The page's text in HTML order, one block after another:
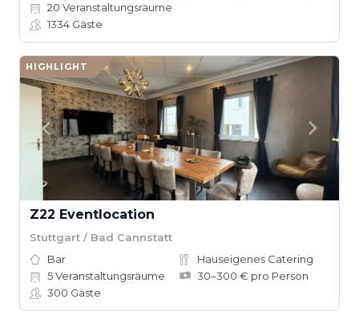
20 Veranstaltungsräume
1334 Gäste
HIGHLIGHT
Z22 Eventlocation
Stuttgart / Bad Cannstatt
Bar
Hauseigenes Catering
5Veranstaltungsräume
30–300 € pro Person
300 Gäste